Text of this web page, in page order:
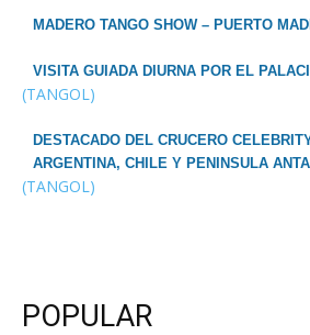
MADERO TANGO SHOW – PUERTO
VISITA GUIADA DIURNA POR EL
(TANGOL)
DESTACADO DEL CRUCERO
ARGENTINA, CHILE Y PENINSULA
(TANGOL)
POPULAR